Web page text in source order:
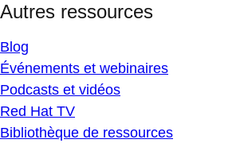
Autres ressources
Blog
Événements et webinaires
Podcasts et vidéos
Red Hat TV
Bibliothèque de ressources